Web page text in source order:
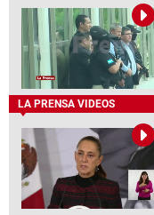
LA PRENSA VIDEOS